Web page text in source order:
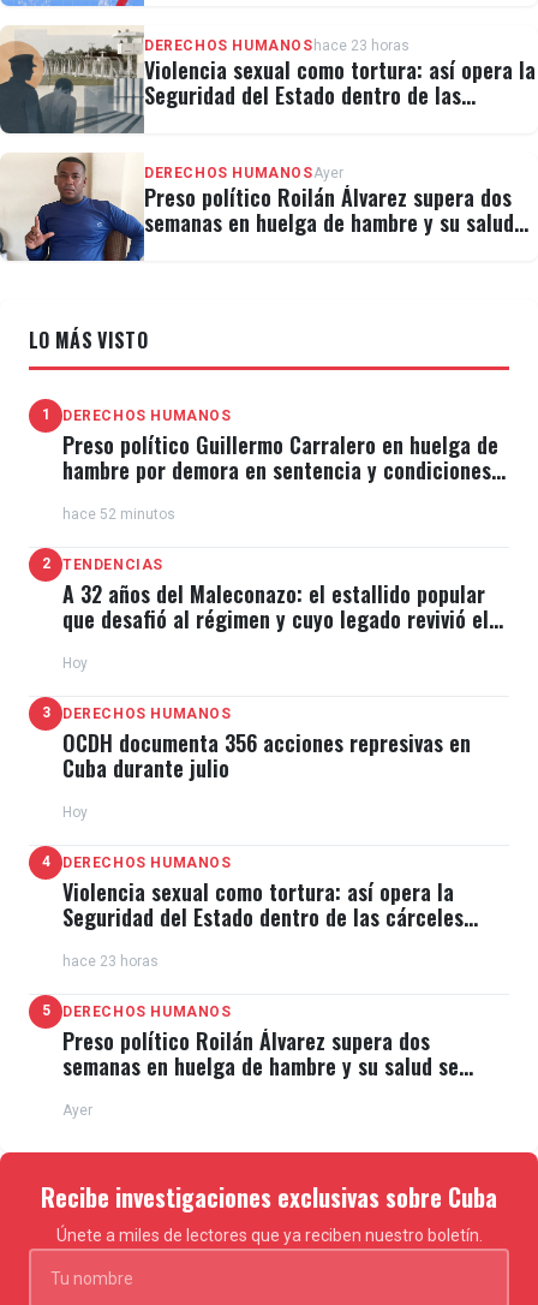
DERECHOS HUMANOS hace 23 horas
Violencia sexual como tortura: así opera la
Seguridad del Estado dentro de las
DERECHOS HUMANOSAyer
Preso político Roilán Álvarez supera dos
semanas en huelga de hambre y su salud
LO MÁS VISTO
1 DERECHOS HUMANOS
Preso político Guillermo Carralero en huelga de
hambre por demora en sentencia y condiciones
hace 52 minutos
2 TENDENCIAS
A 32 años del Maleconazo: el estallido popular
que desafió al régimen y cuyo legado revivió el
Hoy
3 DERECHOS HUMANOS
OCDH documenta 356 acciones represivas en
Cuba durante julio
Hoy
4 DERECHOS HUMANOS
Violencia sexual como tortura: así opera la
Seguridad del Estado dentro de las cárceles
hace 23 horas
5 DERECHOS HUMANOS
Preso político Roilán Álvarez supera dos
semanas en huelga de hambre y su salud se
Ayer
Recibe investigaciones exclusivas sobre Cuba
Únete a miles de lectores que ya reciben nuestro boletín.